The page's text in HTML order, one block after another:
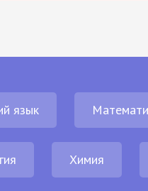
язык
Химия